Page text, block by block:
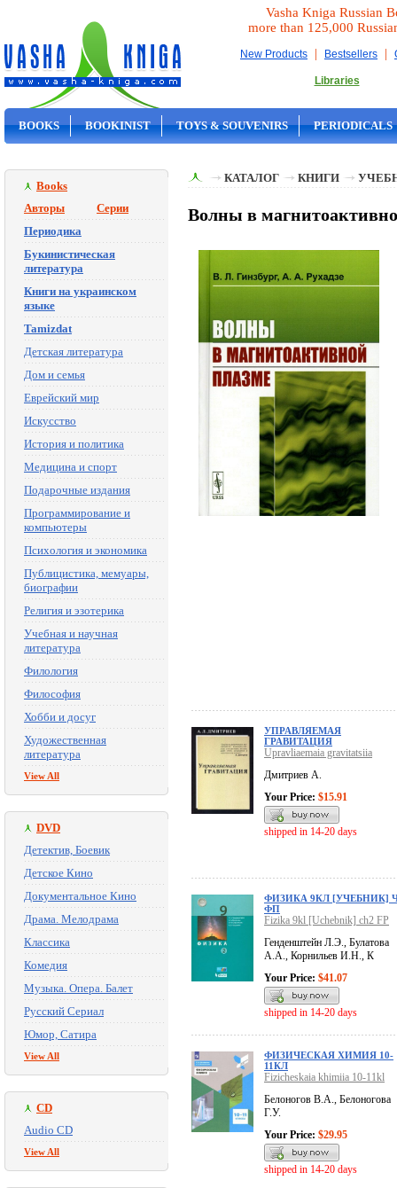
Vasha Kniga Russian
more than 125,000
New Products | Bestsellers |
Libraries
BOOKS BOOKINIST TOYS & SOUVENIRS PERIODICALS
Books
Авторы
Серии
Периодика
Букинистическая
литература
Книги на украинском
языке
Tamizdat
Детская литература
Дом и семья
Еврейский мир
Искусство
История и политика
Медицина и спорт
Подарочные издания
Программирование и
компьютеры
Психология и экономика
Публицистика, мемуары,
биографии
Религия и эзотерика
Учебная и научная
литература
Филология
Философия
Хобби и досуг
Художественная
литература
View All
DVD
Детектив, Боевик
Детское Кино
Документальное Кино
Драма. Мелодрама
Классика
Комедия
Музыка. Опера. Балет
Русский Сериал
Юмор, Сатира
View All
CD
Audio CD
View All
КАТАЛОГ КНИГИ
Волны в
УПРАВЛЯЕМАЯ
ГРАВИТАЦИЯ
Upravliaemaia gravitatsiia
Дмитриев А.
Your Price: $15.91
shipped in 14-20 days
ФИЗИКА 9КЛ [УЧЕБНИК]
ФП
Fizika 9kl [Uchebnik] ch2 FP
Генденштейн Л.Э., Булатова
А.А., Корнильев И.Н., К
Your Price: $41.07
shipped in 14-20 days
ФИЗИЧЕСКАЯ ХИМИЯ 10-
11КЛ
Fizicheskaia khimiia 10-11kl
Белоногов В.А., Белоногова
Г.У.
Your Price: $29.95
shipped in 14-20 days